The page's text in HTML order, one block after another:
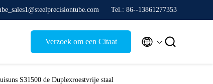
Tel.: 86--13861277353
Verzoek om een Citaat  
S31500 de Duplexroestvrije staal